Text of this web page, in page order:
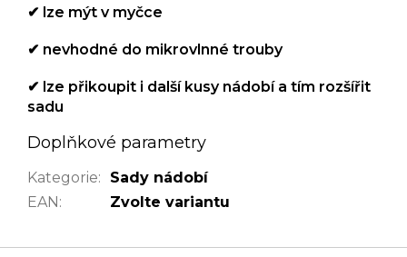
✔ lze mýt v myčce
✔ nevhodné do mikrovlnné trouby
✔ lze přikoupit i další kusy nádobí a tím rozšířit
sadu
Doplňkové parametry
Kategorie:
Sady nádobí
EAN: Zvolte variantu